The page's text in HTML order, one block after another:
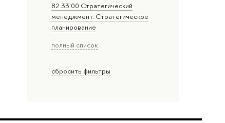
82.33.00 Стратегический
менеджмент. Стратегическое
планирование
полный список
сбросить фильтры